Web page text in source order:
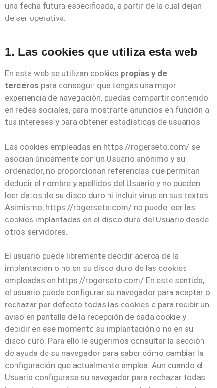
una fecha futura especificada, a partir de la cual dejan
de ser operativa.
1. Las cookies que utiliza esta web
En esta web se utilizan cookies propias y de
terceros para conseguir que tengas una mejor
experiencia de navegación, puedas compartir contenido
en redes sociales, para mostrarte anuncios en función a
tus intereses y para obtener estadísticas de usuarios.
Las cookies empleadas en https://rogerseto.com/ se
asocian únicamente con un Usuario anónimo y su
ordenador, no proporcionan referencias que permitan
deducir el nombre y apellidos del Usuario y no pueden
leer datos de su disco duro ni incluir virus en sus textos.
Asimismo, https://rogerseto.com/ no puede leer las
cookies implantadas en el disco duro del Usuario desde
otros servidores.
El usuario puede libremente decidir acerca de la
implantación o no en su disco duro de las cookies
empleadas en https://rogerseto.com/ En este sentido,
el usuario puede configurar su navegador para aceptar o
rechazar por defecto todas las cookies o para recibir un
aviso en pantalla de la recepción de cada cookie y
decidir en ese momento su implantación o no en su
disco duro. Para ello le sugerimos consultar la sección
de ayuda de su navegador para saber cómo cambiar la
configuración que actualmente emplea. Aun cuando el
Usuario configurase su navegador para rechazar todas